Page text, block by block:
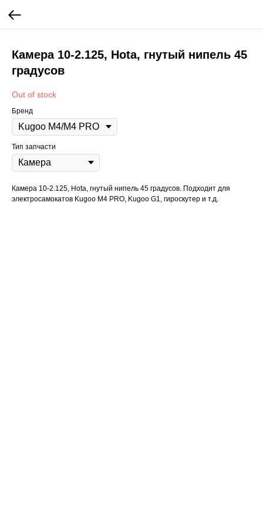
Камера 10-2.125, Hota, гнутый нипель 45
градусов
Out of stock
Бренд
Тип запчасти
Камера 10-2.125, Hota, гнутый нипель 45 градусов. Подходит для
электросамокатов Kugoo М4 PRO, Kugoo G1, гироскутер и т.д.